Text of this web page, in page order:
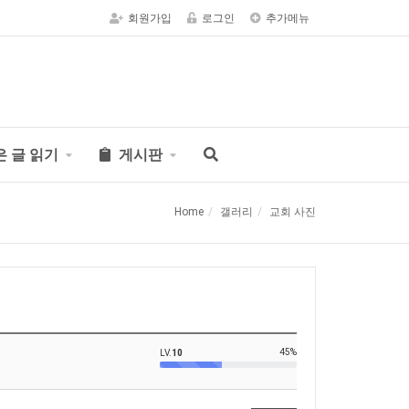
회원가입 로그인 추가메뉴
글 읽기 게시판
Home 갤러리 교회 사진
LV.10 45%